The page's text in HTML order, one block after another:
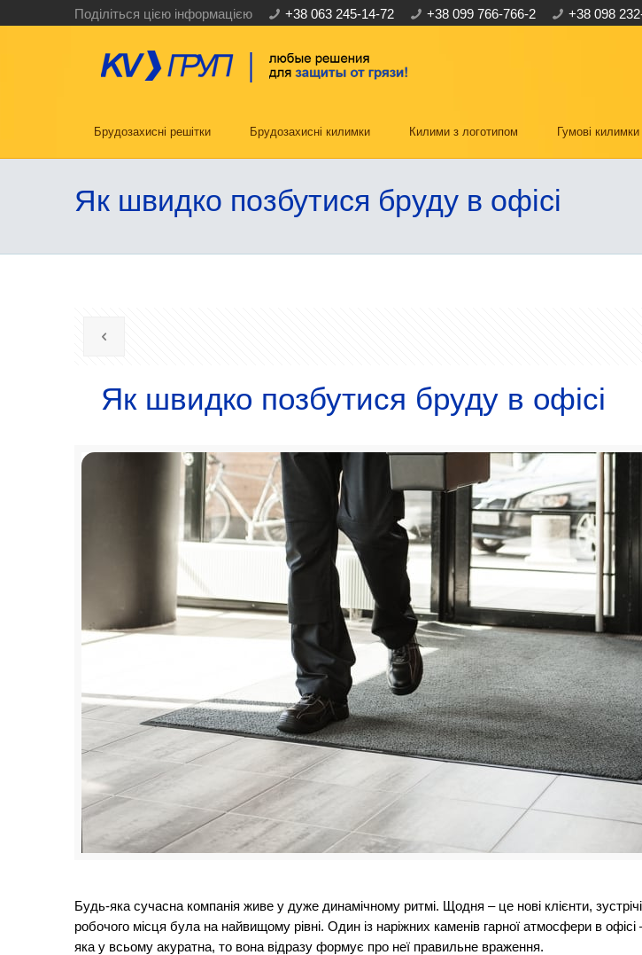
Поділіться цією інформацією +38 063 245-14-72 +38 099 766-766-2 +38 098
Брудозахисні решітки Брудозахисні килимки Килими з логотипом Гумові килимки
Як швидко позбутися бруду в офісі
Як швидко позбутися бруду в офісі
Будь-яка сучасна компанія живе у дуже динамічному ритмі. Щодня – це нові клієнти,
робочого місця була на найвищому рівні. Один із наріжних каменів гарної атмосфери в
яка у всьому акуратна, то вона відразу формує про неї правильне враження.